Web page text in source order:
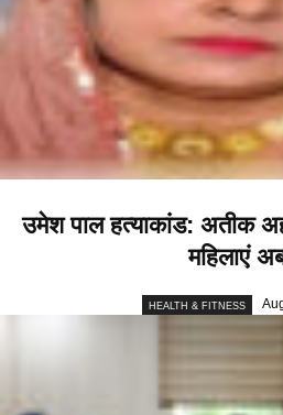
उमेश पाल हत्याकांड: अतीक
महिलाएं
HEALTH & FITNESS